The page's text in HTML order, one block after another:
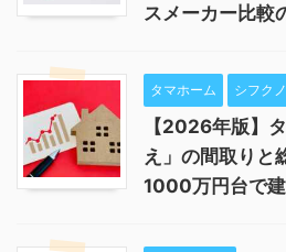
スメーカー比較
タマホーム シフク
【2026年版】
え」の間取りと
1000万円台で建